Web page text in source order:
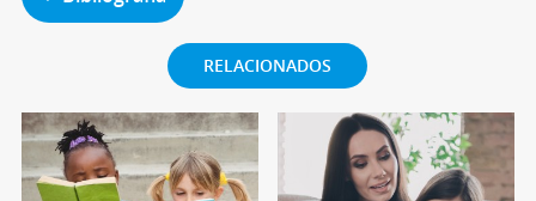
RELACIONADOS